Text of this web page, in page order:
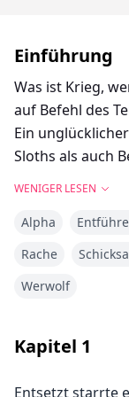
Einführung
Was ist Krieg,
auf Befehl des
Ein
Sloths als auch
Rebellion den
enthüllte, das
„Wohin ich auch
verfolgt. Ich
aber nicht
WENIGER LESEN
Alpha
Rache
Werwolf
Kapitel 1
Entsetzt starrte